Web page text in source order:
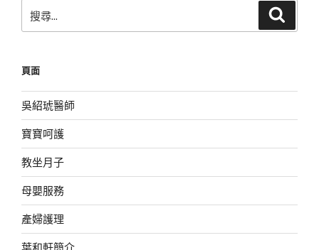
尋
字:
頁面
吳紹琥醫師
寶寶呵護
教坐月子
母嬰服務
產婦護理
葉和軒簡介